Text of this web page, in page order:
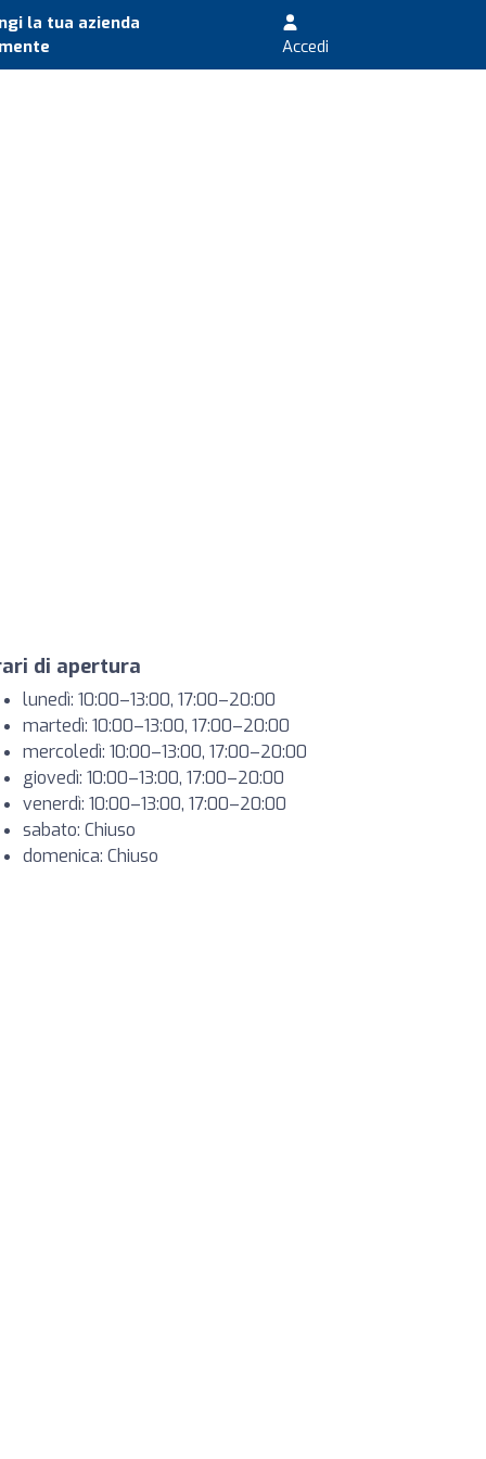
la tua azienda
Accedi
di apertura
lunedì: 10:00–13:00, 17:00–20:00
martedì: 10:00–13:00, 17:00–20:00
mercoledì: 10:00–13:00, 17:00–20:00
giovedì: 10:00–13:00, 17:00–20:00
venerdì: 10:00–13:00, 17:00–20:00
sabato: Chiuso
domenica: Chiuso